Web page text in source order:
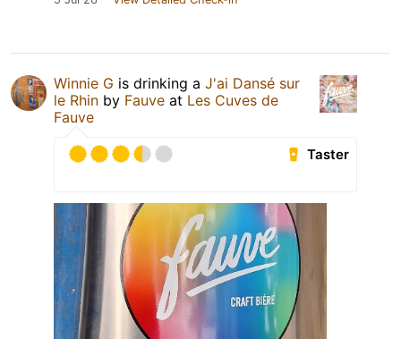
Winnie G is drinking a J'ai Dansé sur
le Rhin by Fauve at Les Cuves de
Fauve
Taster